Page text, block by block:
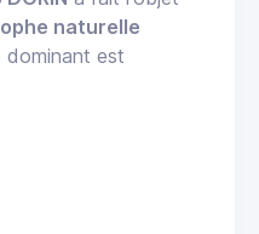
naturelle
dominant est